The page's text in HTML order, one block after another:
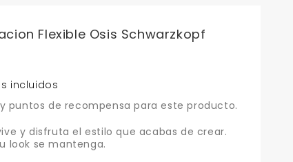
Flexible Osis Schwarzkopf
incluidos
puntos de recompensa para este producto.
y disfruta el estilo que acabas de crear.
look se mantenga.